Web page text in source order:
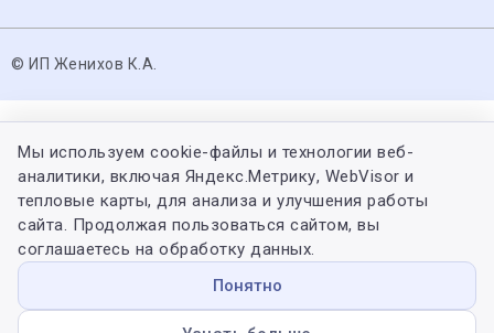
© ИП Женихов К.А.
Мы используем cookie-файлы и технологии веб-
аналитики, включая Яндекс.Метрику, WebVisor и
тепловые карты, для анализа и улучшения работы
сайта. Продолжая пользоваться сайтом, вы
соглашаетесь на обработку данных.
Понятно